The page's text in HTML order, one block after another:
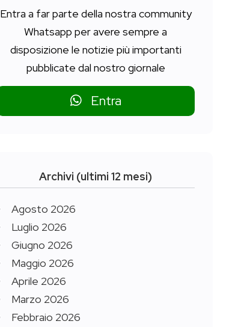
Entra a far parte della nostra community
Whatsapp per avere sempre a
disposizione le notizie più importanti
pubblicate dal nostro giornale
Entra
Archivi (ultimi 12 mesi)
Agosto 2026
Luglio 2026
Giugno 2026
Maggio 2026
Aprile 2026
Marzo 2026
Febbraio 2026